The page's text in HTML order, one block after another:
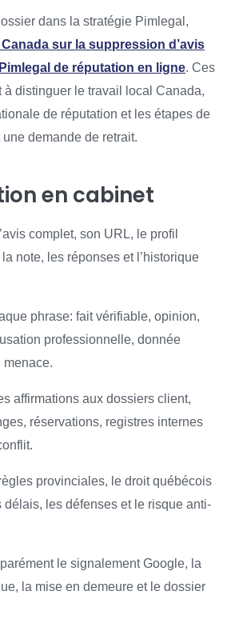
dans la stratégie Pimlegal,
sur la suppression d’avis
de réputation en ligne. Ces
à distinguer le travail local Canada,
de réputation et les étapes de
demande de retrait.
en cabinet
complet, son URL, le profil
note, les réponses et l’historique
phrase: fait vérifiable, opinion,
professionnelle, donnée
menace.
affirmations aux dossiers client,
réservations, registres internes
provinciales, le droit québécois
délais, les défenses et le risque anti-
le signalement Google, la
la mise en demeure et le dossier